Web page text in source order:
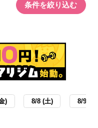
条件を絞り込む
) 8/8 (土) 8/9 (日